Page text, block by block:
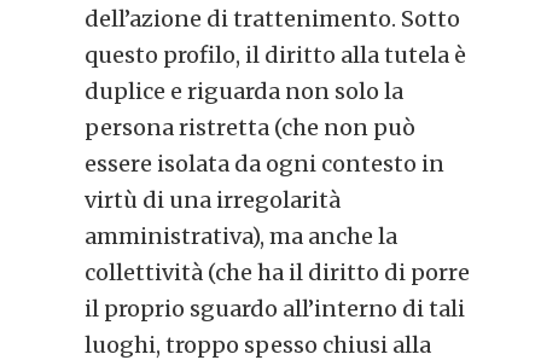
dell’azione di trattenimento. Sotto
questo profilo, il diritto alla tutela è
duplice e riguarda non solo la
persona ristretta (che non può
essere isolata da ogni contesto in
virtù di una irregolarità
amministrativa), ma anche la
collettività (che ha il diritto di porre
il proprio sguardo all’interno di tali
luoghi, troppo spesso chiusi alla